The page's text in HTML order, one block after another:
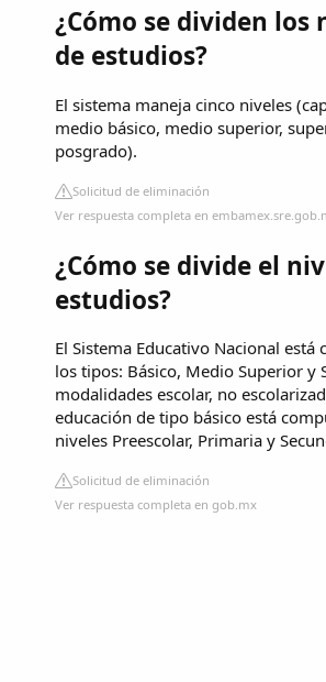
¿Cómo se dividen los
de estudios?
El sistema maneja cinco niveles
medio básico, medio superior,
posgrado).
Solicitud de eliminación
Ver respuesta completa en
¿Cómo se divide el
estudios?
El Sistema Educativo Nacional está
los tipos: Básico, Medio Superior y
modalidades escolar, no
educación de tipo básico está
niveles Preescolar, Primaria y
Solicitud de eliminación
Ver respuesta completa en gob.mx